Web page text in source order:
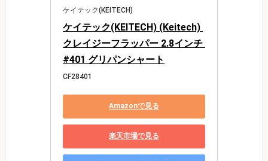
ケイテック(KEITECH)
ケイテック(KEITECH) (Keitech)
クレイジーフラッパー 2.8インチ
#401 グリパンシャート
CF28401
Amazonで見る
楽天市場で見る